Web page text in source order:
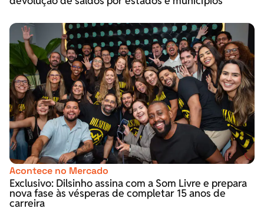
Acontece no Mercado
Exclusivo: Dilsinho assina com a Som Livre e prepara
nova fase às vésperas de completar 15 anos de
carreira